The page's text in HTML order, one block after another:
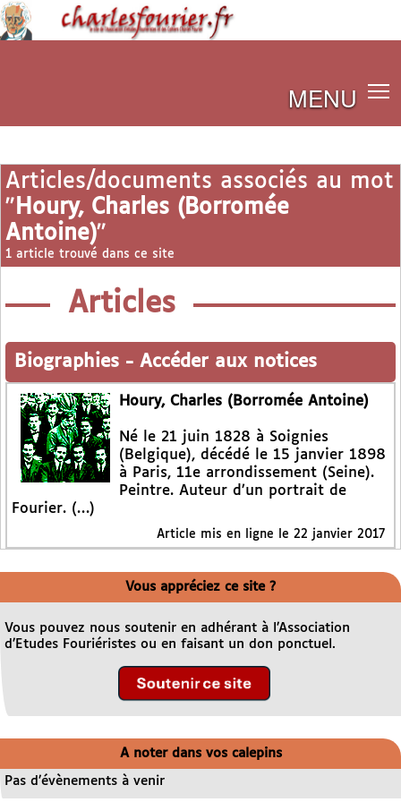
MENU
Articles/documents associés au mot
" Houry, Charles (Borromée
Antoine)"
1 article trouvé dans ce site
Articles
Biographies - Accéder aux notices
Houry, Charles (Borromée Antoine)
Né le 21 juin 1828 à Soignies
(Belgique), décédé le 15 janvier 1898
à Paris, 11e arrondissement (Seine).
Peintre. Auteur d’un portrait de
Fourier. (…)
Article mis en ligne le 22 janvier 2017
Vous appréciez ce site ?
Vous pouvez nous soutenir en adhérant à l’Association
d’Etudes Fouriéristes ou en faisant un don ponctuel.
A noter dans vos calepins
Pas d’évènements à venir